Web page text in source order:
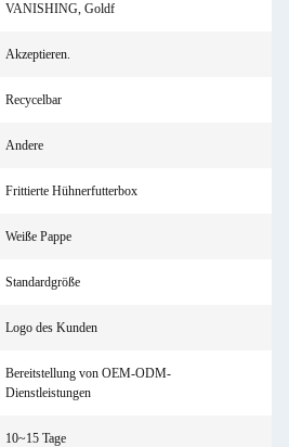
VANISHING, Goldf
Akzeptieren.
Recycelbar
Andere
Frittierte Hühnerfutterbox
Weiße Pappe
Standardgröße
Logo des Kunden
Bereitstellung von OEM-ODM-
Dienstleistungen
10~15 Tage